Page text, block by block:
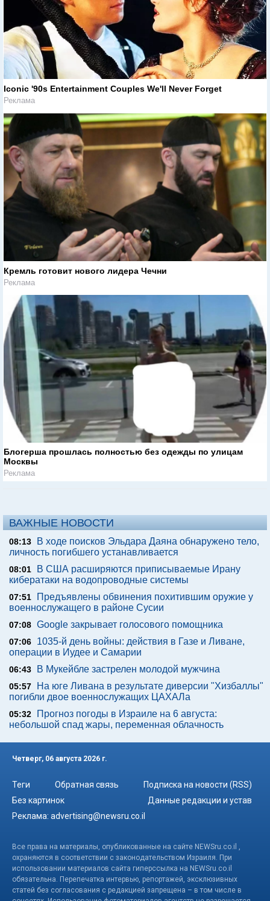
Iconic '90s Entertainment Couples We'll Never Forget
Реклама
Кремль готовит нового лидера Чечни
Реклама
Блогерша прошлась полностью без одежды по улицам
Москвы
Реклама
ВАЖНЫЕ НОВОСТИ
08:13
В ходе поисков Эльдара Даяна обнаружено тело,
личность погибшего устанавливается
08:01
В США расширяются приписываемые Ирану
кибератаки на водопроводные системы
07:51
Предъявлены обвинения похитившим оружие у
военнослужащего в районе Сусии
07:08 Google закрывает голосового помощника
07:06
1035-й день войны: действия в Газе и Ливане,
операции в Иудее и Самарии
06:43 В Мукейбле застрелен молодой мужчина
05:57
На юге Ливана в результате диверсии "Хизбаллы"
погибли двое военнослужащих ЦАХАЛа
05:32
Прогноз погоды в Израиле на 6 августа:
небольшой спад жары, переменная облачность
Четверг, 06 августа 2026 г.
Теги Обратная связь
Подписка на новости (RSS)
Без картинок
Данные редакции и устав
Реклама: advertising@newsru.co.il
Все права на материалы, опубликованные на сайте NEWSru.co.il ,
охраняются в соответствии с законодательством Израиля. При
использовании материалов сайта гиперссылка на NEWSru.co.il
обязательна. Перепечатка интервью, репортажей, эксклюзивных
статей без согласования с редакцией запрещена – в том числе в